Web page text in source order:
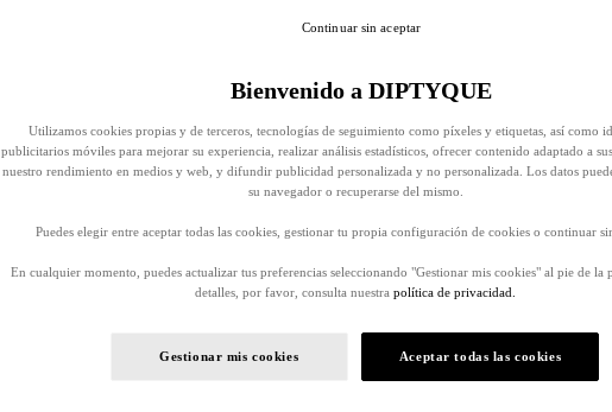
Bienvenido a DIPTYQUE
Utilizamos cookies propias y de terceros, tecnologías de seguimiento como píxeles y etiquetas, así como
publicitarios móviles para mejorar su experiencia, realizar análisis estadísticos, ofrecer contenido adaptado a
nuestro rendimiento en medios y web, y difundir publicidad personalizada y no personalizada. Los datos
su navegador o recuperarse del mismo.
Puedes elegir entre aceptar todas las cookies, gestionar tu propia configuración de cookies o continuar
En cualquier momento, puedes actualizar tus preferencias seleccionando "Gestionar mis cookies" al pie de la
detalles, por favor, consulta nuestra política de privacidad.
Gestionar mis cookies Aceptar todas las cookies
Continuar sin aceptar